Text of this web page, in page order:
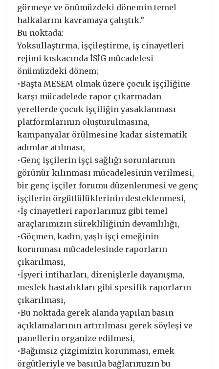
görmeye ve önümüzdeki dönemin temel
halkalarını kavramaya çalıştık.”
Bu noktada:
Yoksullaştırma, işçileştirme, iş cinayetleri
rejimi kıskacında İSİG mücadelesi
önümüzdeki dönem;
•Başta MESEM olmak üzere çocuk işçiliğine
karşı mücadelede rapor çıkarmadan
yerellerde çocuk işçiliğin yasaklanması
platformlarının oluşturulmasına,
kampanyalar örülmesine kadar sistematik
adımlar atılması,
•Genç işçilerin işçi sağlığı sorunlarının
görünür kılınması mücadelesinin verilmesi,
bir genç işçiler forumu düzenlenmesi ve genç
işçilerin örgütlülüklerinin desteklenmesi,
•İş cinayetleri raporlarımız gibi temel
araçlarımızın sürekliliğinin devamlılığı,
•Göçmen, kadın, yaşlı işçi emeğinin
korunması mücadelesinde raporların
çıkarılması,
•İşyeri intiharları, direnişlerle dayanışma,
meslek hastalıkları gibi spesifik raporların
çıkarılması,
•Bu noktada gerek alanda yapılan basın
açıklamalarının artırılması gerek söyleşi ve
panellerin organize edilmesi,
•Bağımsız çizgimizin korunması, emek
örgütleriyle ve basınla bağlarımızın bu